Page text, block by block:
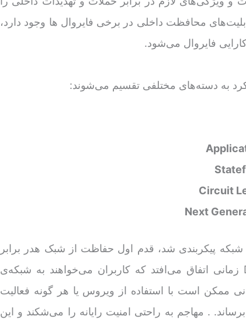
محافظت داخلی در برخی فایروال ها وجود دارد،
فایروال می‌شود.
به دسته‌های مختلفی تقسیم می‌شوند:
Circuit
Next
پیکربندی شد، قدم اول حفاظت از شبک هدر برابر
حملات DoS است. حملات DoS زمانی اتفاق می‌افتد که کاربران می‌خواهند به شبکه‌ی
ممکن است با استفاده از ویروس یا هر گونه فعالیت
. مهاجم به راحتی امنیت رایانه را می‌شکند و این